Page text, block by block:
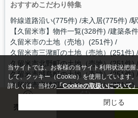
おすすめこだわり特集
幹線道路沿い(775件) 未入居(775件)
【久留米市】物件一覧(328件) 建築条
久留米市の土地（売地）(251件)
久留米市三潴町の土地（売地）(251件)
久留米市北野町の土地（売地）(251件)
久留米市城島町の土地（売地）(251件)
久留米市安武町の土地（売地）(251件)
売却査定
当サイトでは、お客様の当サイト利用状況把
して、クッキー（Cookie）を使用しています。
詳しくは、当社の「Cookieの取扱いについて」
閉じる